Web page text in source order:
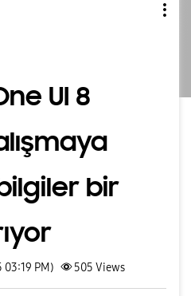
UI 8
bir
03:19 PM) 505 Views